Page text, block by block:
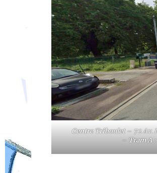
Centre Triboulet– 72 Av.
– Tram A: